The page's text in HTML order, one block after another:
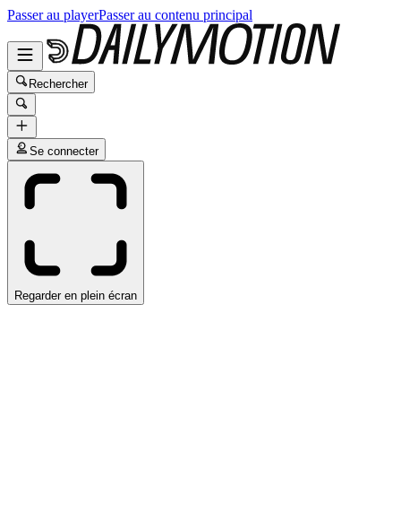
Passer au playerPasser au contenu principal
Rechercher
Se connecter
Regarder en plein écran